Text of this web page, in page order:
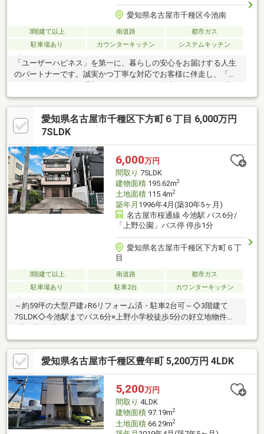
愛知県名古屋市千種区今池南
3階建て以上 南道路
都市ガス
駐車場あり
カウンターキッチン システムキッチン
「ユーザーハピネス」を第一に、暮らしの安心をお届けする人生
のパートナーです。誠実かつ丁寧な対応でお客様に伴走し、「あ
せていただきます。
愛知県名古屋市千種区下方町６丁目 6,000万円
7SLDK
6,000万円
間取り 7SLDK
建物面積195.62m2
土地面積115.4m2
築年月 1996年4月(築30年5ヶ月)
名古屋市桜通線 今池駅 バス6分/
「上野公園」バス停 停歩1分
愛知県名古屋市千種区下方町６丁
目
3階建て以上 南道路
都市ガス
駐車場あり
駐車2台 カウンターキッチン
～約59坪の大型戸建♪R6リフォーム済・駐車2台可～◇3階建て
7SLDK◇今池駅までバス6分×上野小学校徒歩5分の好立地物件
♪◇2階と3階にバルコニー付き♪
愛知県名古屋市千種区豊年町 5,200万円 4LDK
5,200万円
間取り 4LDK
建物面積97.19m2
土地面積66.29m2